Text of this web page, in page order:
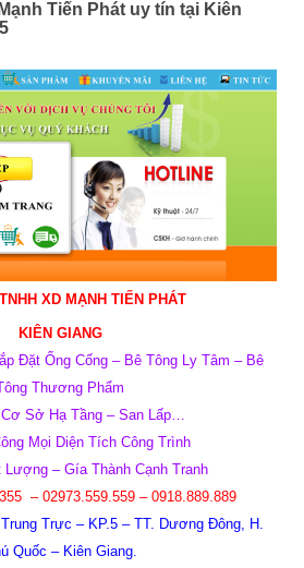
Tiến Phát uy tín tại Kiên
XD MẠNH TIẾN PHÁT
KIÊN GIANG
Đặt Ống Cống – Bê Tông Ly Tâm – Bê
Thương Phẩm
Sở Hạ Tầng – San Lấp…
Mọi Diện Tích Công Trình
Lượng – Gía Thành Cạnh Tranh
– 02973.559.559 – ‭0918.889.889‬
Trực – KP.5 – TT. Dương Đông, H.
Quốc – Kiên Giang.